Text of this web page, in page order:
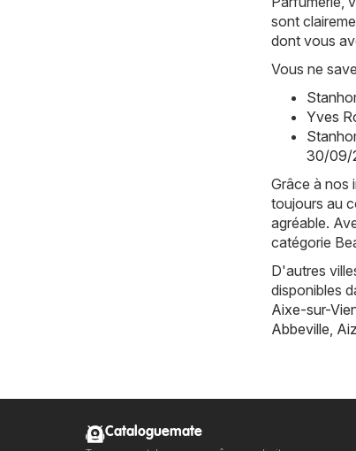
sont
dont vous
Vous ne
Yves
30/09/
Grâce à nos
toujours au
agréable.
catégorie
D'autres
disponibles
Aixe-sur-
Abbeville
Cataloguemate